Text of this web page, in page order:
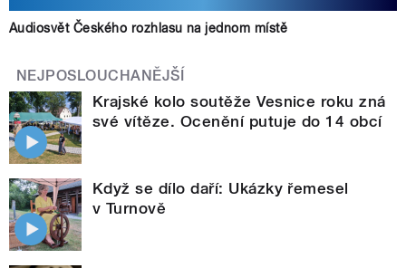
Audiosvět Českého rozhlasu na jednom místě
NEJPOSLOUCHANĚJŠÍ
Krajské kolo soutěže Vesnice roku zná
své vítěze. Ocenění putuje do 14 obcí
Když se dílo daří: Ukázky řemesel
v Turnově